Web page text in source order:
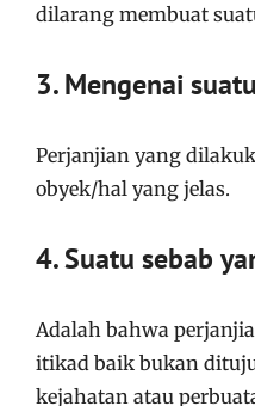
dilarang membuat
3. Mengenai
Perjanjian yang
obyek/hal yang jelas.
4. Suatu sebab
Adalah bahwa
itikad baik bukan
kejahatan atau